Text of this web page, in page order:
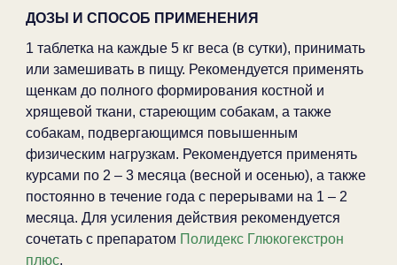
ДОЗЫ И СПОСОБ ПРИМЕНЕНИЯ
1 таблетка на каждые 5 кг веса (в сутки), принимать
или замешивать в пищу. Рекомендуется применять
щенкам до полного формирования костной и
хрящевой ткани, стареющим собакам, а также
собакам, подвергающимся повышенным
физическим нагрузкам. Рекомендуется применять
курсами по 2 – 3 месяца (весной и осенью), а также
постоянно в течение года с перерывами на 1 – 2
месяца. Для усиления действия рекомендуется
сочетать с препаратом Полидекс Глюкогекстрон
плюс.